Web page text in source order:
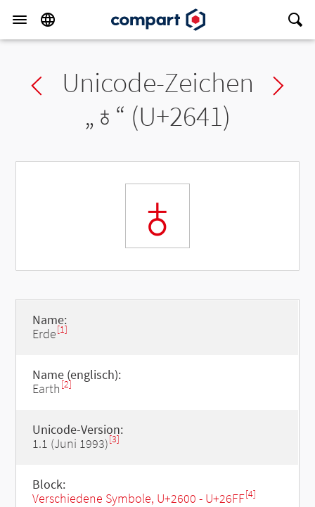
Previous char
Unicode-Zeichen
„ ♁ “ (U+2641)
♁
Name:
Erde[1]
Name (englisch):
Earth [2]
Unicode-Version:
1.1 (Juni 1993)[3]
Block:
Verschiedene Symbole, U+2600 - U+26FF[4]